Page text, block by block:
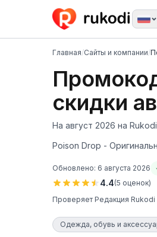
Главная/Сайты и компании/
скидки
На август 2026 на
Poison Drop -
Обновлено: 6 августа 2026
4.4(5 оценок)
Проверяет Редакция Rukodi
Одежда, обувь и